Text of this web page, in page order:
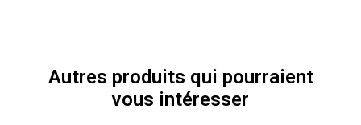
Autres produits qui pourraient
vous intéresser